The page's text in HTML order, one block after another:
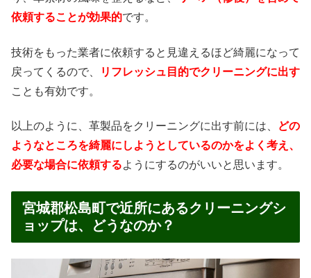
依頼することが効果的です。
技術をもった業者に依頼すると見違えるほど綺麗になって
戻ってくるので、
リフレッシュ目的でクリーニングに出す
ことも有効です。
以上のように、革製品をクリーニングに出す前には、
どの
ようなところを綺麗にしようとしているのかをよく考え、
必要な場合に依頼するようにするのがいいと思います。
宮城郡松島町で近所にあるクリーニングシ
ョップは、どうなのか？